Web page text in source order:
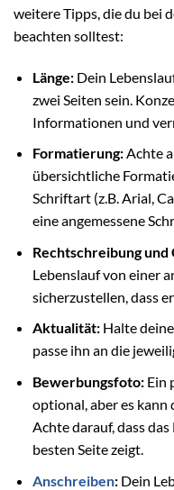
weitere Tipps, die du bei
beachten solltest:
Länge:Dein
zwei Seiten sein.
Informationen und
Formatierung:Achte
übersichtliche
Schriftart (z.B. Arial,
eine angemessene
Rechtschreibung und
Lebenslauf von einer
sicherzustellen, dass
Aktualität:Halte
passe ihn an die
Bewerbungsfoto:Ein
optional, aber es kann
Achte darauf, dass
besten Seite zeigt.
Anschreiben:Dein